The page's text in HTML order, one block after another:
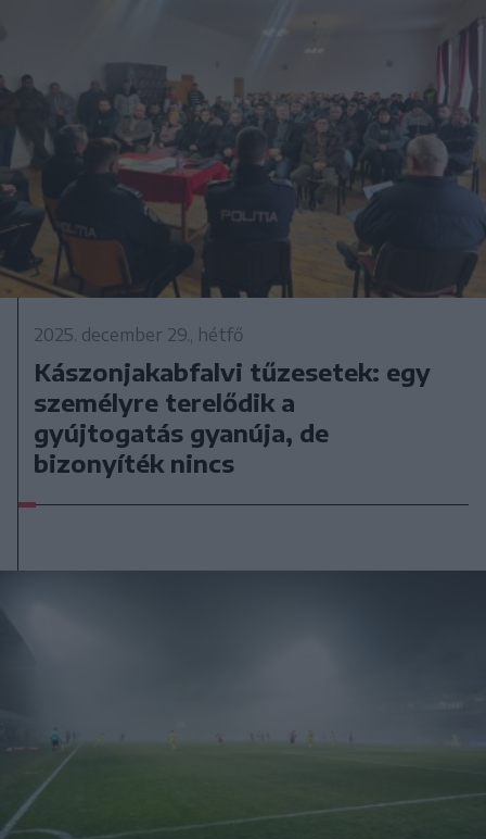
2025. december 29., hétfő
Kászonjakabfalvi tűzesetek: egy
személyre terelődik a
gyújtogatás gyanúja, de
bizonyíték nincs